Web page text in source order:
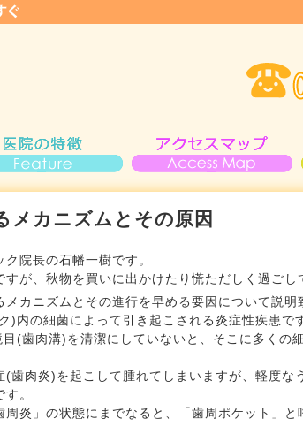
メカニズムとその原因
院長の石幡一樹です。
が、秋物を買いに出かけたり慌ただしく過ごし
カニズムとその進行を早める要因について説明
)内の細菌によって引き起こされる炎症性疾患で
(歯肉溝)を清潔にしていないと、そこに多くの
(歯肉炎)を起こして腫れてしまいますが、軽度な
。
周炎」の状態にまでなると、「歯周ポケット」と